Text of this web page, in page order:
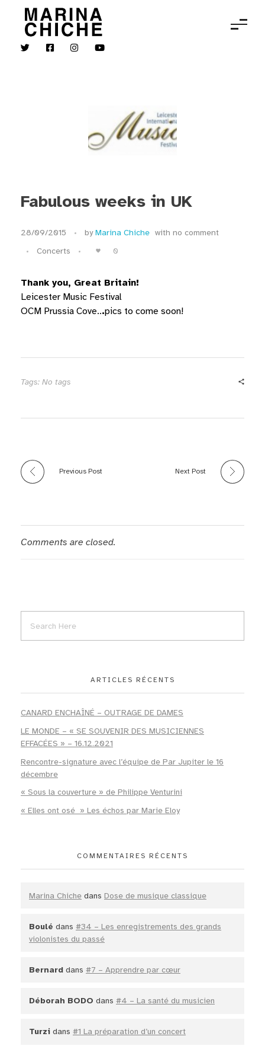
Violon
Fabulous weeks in UK
28/09/2015 by Marina Chiche with no comment
Concerts
0
Thank you, Great Britain!
Leicester Music Festival
OCM Prussia Cove...pics to come soon!
Tags: No tags
Previous Post Next Post
Comments are closed.
ARTICLES RÉCENTS
CANARD ENCHAÎNÉ – OUTRAGE DE DAMES
LE MONDE – « SE SOUVENIR DES MUSICIENNES
EFFACÉES » – 16.12.2021
Rencontre-signature avec l’équipe de Par Jupiter le 16
décembre
« Sous la couverture » de Philippe Venturini
« Elles ont osé » Les échos par Marie Eloy
COMMENTAIRES RÉCENTS
Marina Chiche dans Dose de musique classique
Boulé dans #34 – Les enregistrements des grands
violonistes du passé
Bernard dans #7 – Apprendre par cœur
Déborah BODO dans #4 – La santé du musicien
Turzi dans #1 La préparation d’un concert